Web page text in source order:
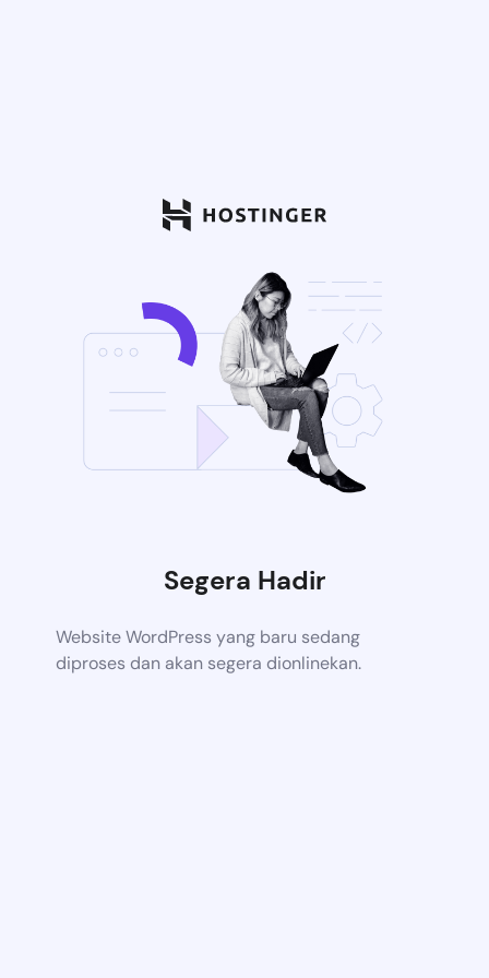
Segera Hadir
Website WordPress yang baru sedang
diproses dan akan segera dionlinekan.